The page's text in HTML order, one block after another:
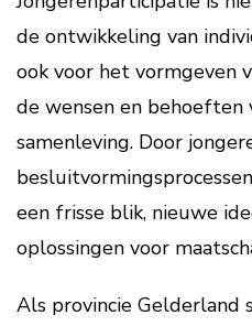
de ontwikkeling van
ook voor het vormgeven
de wensen en behoeften
samenleving. Door
een frisse blik, nieuwe
oplossingen voor
Als provincie Gelderland